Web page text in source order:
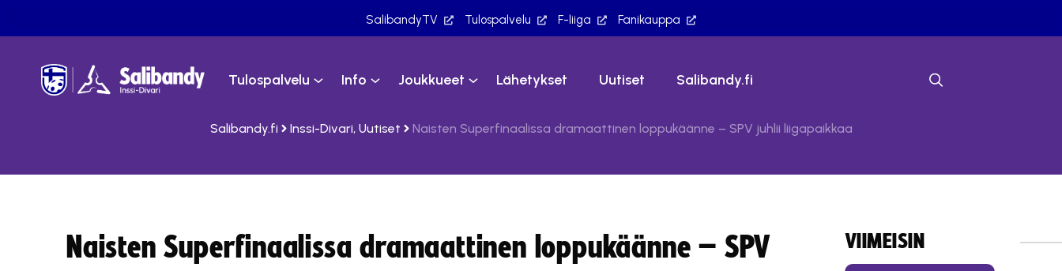
SalibandyTV Tulospalvelu F-liiga Fanikauppa
Tulospalvelu Info Joukkueet Lähetykset Uutiset Salibandy.fi
Salibandy.fi Inssi-Divari, Uutiset Naisten Superfinaalissa dramaattinen loppukäänne – SPV juhlii liigapaikkaa
Naisten Superfinaalissa dramaattinen loppukäänne – SPV
VIIMEISIN